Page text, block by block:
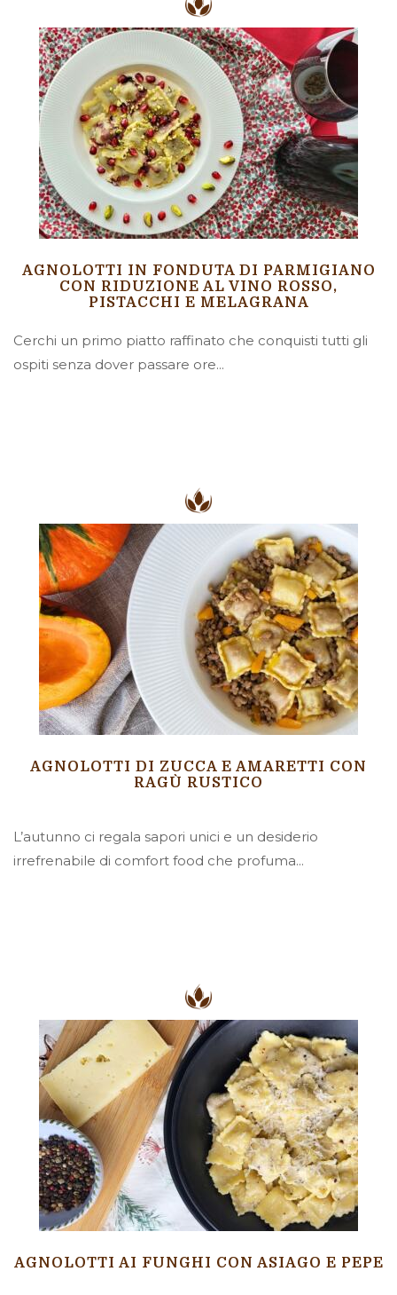
AGNOLOTTI IN FONDUTA DI PARMIGIANO
CON RIDUZIONE AL VINO ROSSO,
PISTACCHI E MELAGRANA
Cerchi un primo piatto raffinato che conquisti tutti gli
ospiti senza dover passare ore...
AGNOLOTTI DI ZUCCA E AMARETTI CON
RAGÙ RUSTICO
L’autunno ci regala sapori unici e un desiderio
irrefrenabile di comfort food che profuma...
AGNOLOTTI AI FUNGHI CON ASIAGO E PEPE